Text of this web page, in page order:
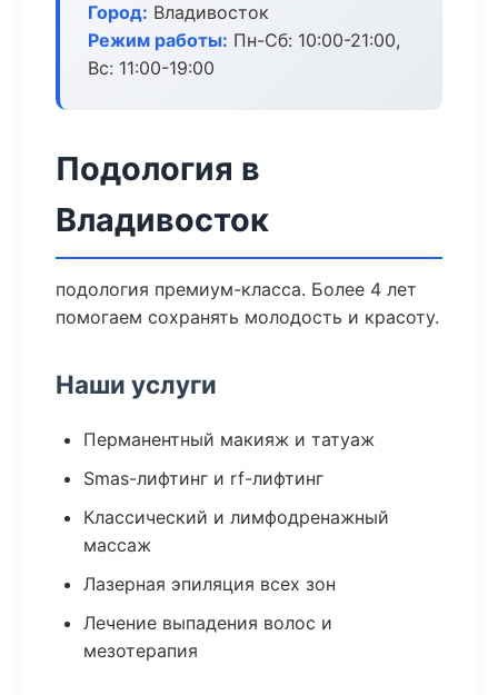
Город: Владивосток
Режим работы: Пн-Сб: 10:00-21:00,
Вс: 11:00-19:00
Подология в
Владивосток
подология премиум-класса. Более 4 лет
помогаем сохранять молодость и красоту.
Наши услуги
Перманентный макияж и татуаж
Smas-лифтинг и rf-лифтинг
Классический и лимфодренажный
массаж
Лазерная эпиляция всех зон
Лечение выпадения волос и
мезотерапия